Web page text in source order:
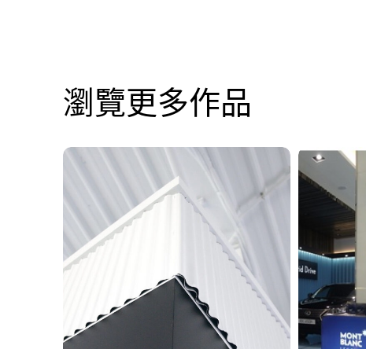
瀏覽更多作品
竹
應
諾
吉
運
展
示
－
品
牌
香